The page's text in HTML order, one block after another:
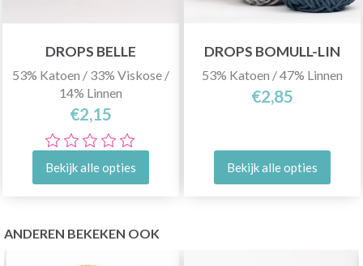
DROPS BELLE
53% Katoen / 33% Viskose /
14% Linnen
€2,15
Bekijk alle opties
DROPS BOMULL-LIN
53% Katoen / 47% Linnen
€2,85
Bekijk alle opties
ANDEREN BEKEKEN OOK